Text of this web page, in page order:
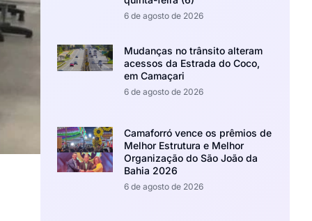
6 de agosto de 2026
Mudanças no trânsito alteram
acessos da Estrada do Coco,
em Camaçari
6 de agosto de 2026
Camaforró vence os prêmios de
Melhor Estrutura e Melhor
Organização do São João da
Bahia 2026
6 de agosto de 2026